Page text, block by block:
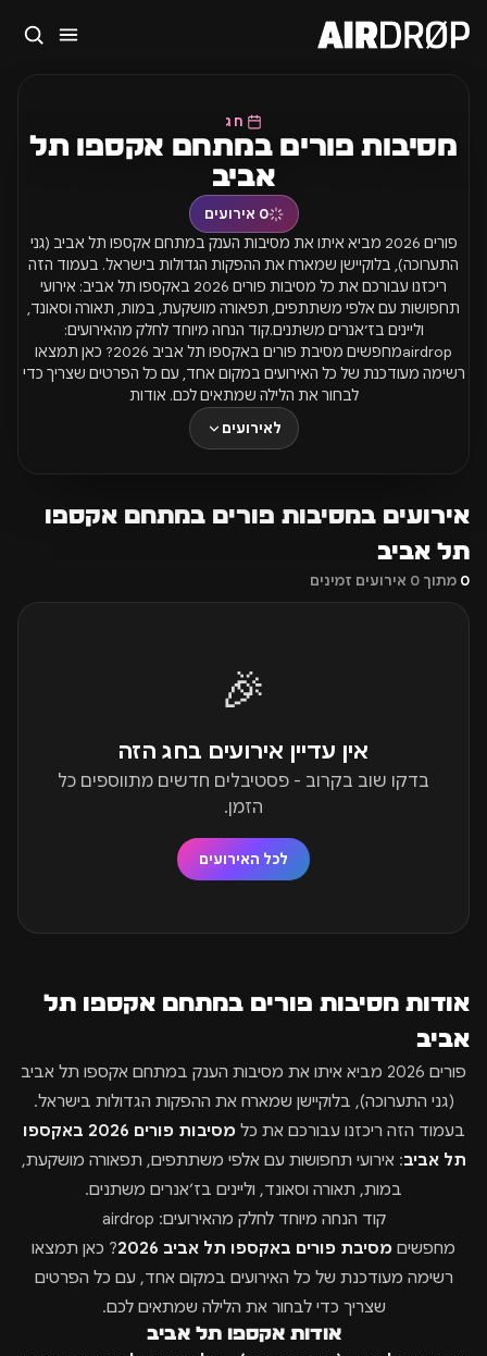
חג
מסיבות פורים במתחם אקספו תל
אביב
0 אירועים
פורים 2026 מביא איתו את מסיבות הענק במתחם אקספו תל אביב (גני
התערוכה), בלוקיישן שמארח את ההפקות הגדולות בישראל. בעמוד הזה
ריכזנו עבורכם את כל מסיבות פורים 2026 באקספו תל אביב: אירועי
תחפושות עם אלפי משתתפים, תפאורה מושקעת, במות, תאורה וסאונד,
וליינים בז׳אנרים משתנים.קוד הנחה מיוחד לחלק מהאירועים:
airdropמחפשים מסיבת פורים באקספו תל אביב 2026? כאן תמצאו
רשימה מעודכנת של כל האירועים במקום אחד, עם כל הפרטים שצריך כדי
לבחור את הלילה שמתאים לכם. אודות
לאירועים
אירועים במסיבות פורים במתחם אקספו
תל אביב
0 מתוך 0 אירועים זמינים
🎉
אין עדיין אירועים בחג הזה
בדקו שוב בקרוב - פסטיבלים חדשים מתווספים כל
הזמן.
לכל האירועים
אודות מסיבות פורים במתחם אקספו תל
אביב
פורים 2026 מביא איתו את מסיבות הענק במתחם אקספו תל אביב
(גני התערוכה), בלוקיישן שמארח את ההפקות הגדולות בישראל.
בעמוד הזה ריכזנו עבורכם את כל
מסיבות פורים 2026 באקספו
תל אביב: אירועי תחפושות עם אלפי משתתפים, תפאורה מושקעת,
במות, תאורה וסאונד, וליינים בז׳אנרים משתנים.
קוד הנחה מיוחד לחלק מהאירועים: airdrop
מחפשים מסיבת פורים באקספו תל אביב 2026
? כאן תמצאו
רשימה מעודכנת של כל האירועים במקום אחד, עם כל הפרטים
שצריך כדי לבחור את הלילה שמתאים לכם.
אודות אקספו תל אביב
סגור
🎪פסטיבלים 🎶מועדונים ✈️חו״ל 🔥בקרוב
טיפ: אפשר להקליד שם אומן, עיר, תאריך או שם חג.